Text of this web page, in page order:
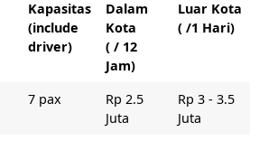
Kapasitas
(include
driver)
Dalam
Kota
( / 12
Jam)
Luar Kota
( /1 Hari)
7 pax
Rp 2.5
Juta
Rp 3 - 3.5
Juta